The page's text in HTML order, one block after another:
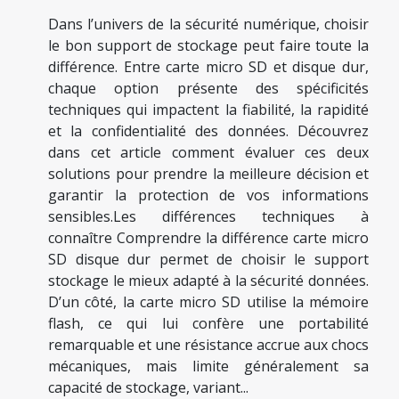
Dans l’univers de la sécurité numérique, choisir
le bon support de stockage peut faire toute la
différence. Entre carte micro SD et disque dur,
chaque option présente des spécificités
techniques qui impactent la fiabilité, la rapidité
et la confidentialité des données. Découvrez
dans cet article comment évaluer ces deux
solutions pour prendre la meilleure décision et
garantir la protection de vos informations
sensibles.Les différences techniques à
connaître Comprendre la différence carte micro
SD disque dur permet de choisir le support
stockage le mieux adapté à la sécurité données.
D’un côté, la carte micro SD utilise la mémoire
flash, ce qui lui confère une portabilité
remarquable et une résistance accrue aux chocs
mécaniques, mais limite généralement sa
capacité de stockage, variant...